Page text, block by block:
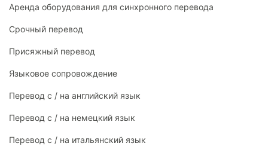
Аренда оборудования для синхронного перевода
Срочный перевод
Присяжный перевод
Языковое сопровождение
Перевод с / на английский язык
Перевод с / на немецкий язык
Перевод с / на итальянский язык